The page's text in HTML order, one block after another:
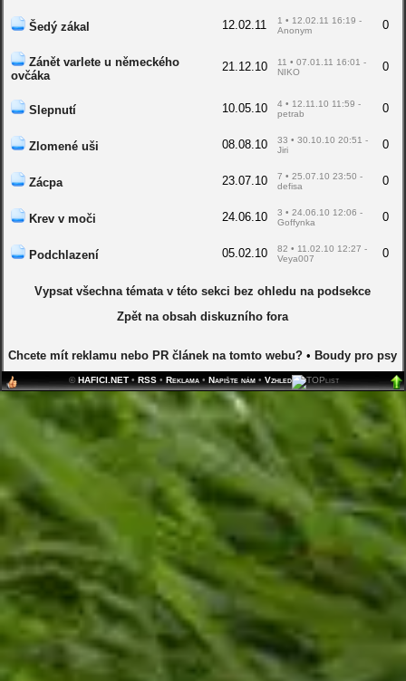
Šedý zákal 12.02.11
1 • 12.02.11 16:19 -
Anonym
0
Zánět varlete u německého
ovčáka
21.12.10
11 • 07.01.11 16:01 -
NIKO
0
Slepnutí 10.05.10
4 • 12.11.10 11:59 -
petrab
0
Zlomené uši 08.08.10
33 • 30.10.10 20:51 -
Jiri
0
Zácpa 23.07.10
7 • 25.07.10 23:50 -
defisa
0
Krev v moči 24.06.10
3 • 24.06.10 12:06 -
Goffynka
0
Podchlazení 05.02.10
82 • 11.02.10 12:27 -
Veya007
0
Vypsat všechna témata v této sekci bez ohledu na podsekce
Zpět na obsah diskuzního fora
Chcete mít reklamu nebo PR článek na tomto webu? • Boudy pro psy
©HAFICI.NET •RSS •Reklama •Napište nám •Vzhled